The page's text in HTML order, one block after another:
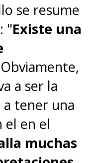
se resume
"Existe una
a ser la
a tener una
el en el
muchas